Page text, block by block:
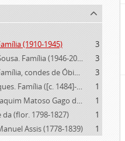
(1910-1945)
3
Vasconcelos e Sousa. Família (1946-2006)
3
Mascarenhas. Família, condes de Óbidos, Palma e Sabugal (1669-1910)
3
Miranda Henriques. Família ([c. 1484]-[c.1745])
1
Câmara, José Joaquim Matoso Gago da (1775-1864)
1
da (flor. 1798-1827)
1
Assis (1778-1839)
1